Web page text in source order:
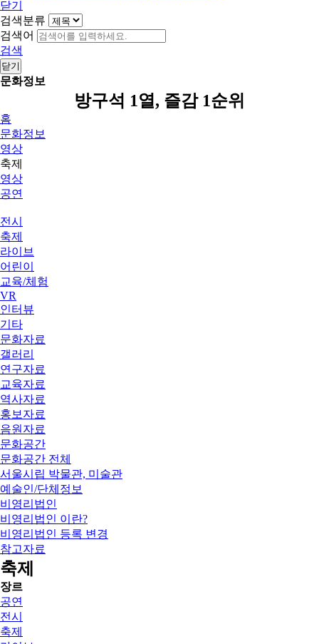
닫기
검색분류
검색어
검색
닫기
문화정보
방구석 1열, 즐감 1순위
홈
문화정보
영상
축제
영상
공연
전시
축제
라이브
어린이
교육/체험
VR
인터뷰
기타
문화자료
갤러리
연구자료
교육자료
역사자료
홍보자료
음원자료
문화공간
문화공간 전체
서울시립 박물관, 미술관
예술인/단체정보
비영리법인
비영리법인 이란?
비영리법인 등록 변경
참고자료
축제
장르
공연
전시
축제